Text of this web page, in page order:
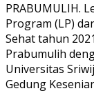
PRABUMULIH.
Program (LP)
Sehat tahun
Prabumulih
Universitas
Gedung